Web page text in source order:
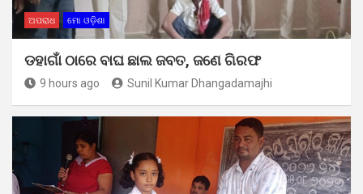
ଅପରାଧ ମୋ ଓଡ଼ିଶା
ଡହାଗାଁ ଠାରେ ବାଘ ଛାଲ ଜବତ, ଜଣେ ଗିରଫ
9 hours ago Sunil Kumar Dhangadamajhi